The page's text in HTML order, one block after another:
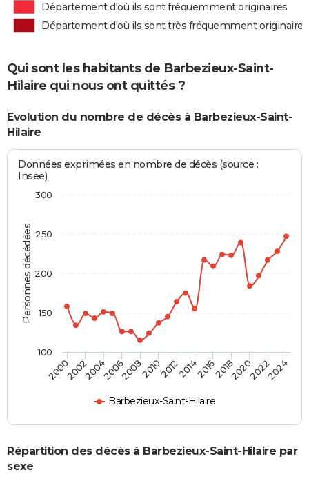
Département d'où ils sont fréquemment originaires
Département d'où ils sont très fréquemment originaires
Qui sont les habitants de Barbezieux-Saint-
Hilaire qui nous ont quittés ?
Evolution du nombre de décès à Barbezieux-Saint-
Hilaire
Personnes décédées
Données exprimées en nombre de décès (source :
Insee)
Barbezieux-Saint-Hilaire
2000200220042006200820102012201420162018202020222024
100
150
200
250
300
Répartition des décès à Barbezieux-Saint-Hilaire par
sexe